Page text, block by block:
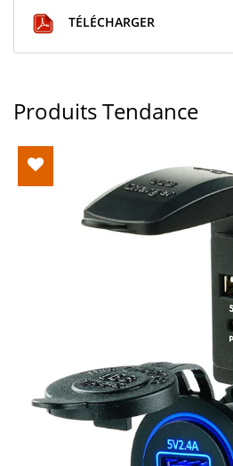
TÉLÉCHARGER
Produits Tendance